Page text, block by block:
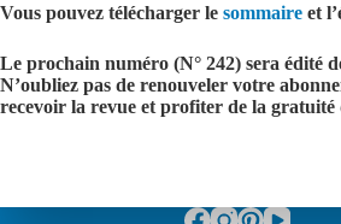
Vous pouvez télécharger le sommaire et
Le prochain numéro (N° 242) sera édité
N’oubliez pas de renouveler votre
recevoir la revue et profiter de la gratuité